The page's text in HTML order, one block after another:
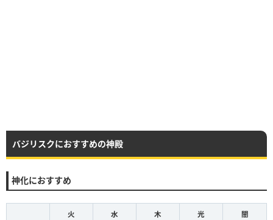
バジリスクにおすすめの神殿
神化におすすめ
火 水 木 光 闇